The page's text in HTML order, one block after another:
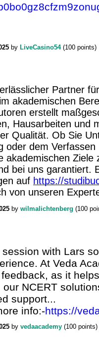
by LiveCasino54 (100 points)
Partner
akademischen
erstellt
Hausarbeiten und
Qualität. Ob Sie
oder dem
akademischen Ziele
bei uns garantiert.
auf https://
von unseren
by wilmalichtenberg (100
with Lars
At Veda
as it
NCERT
support...
info:-https://
by vedaacademy (100 points)